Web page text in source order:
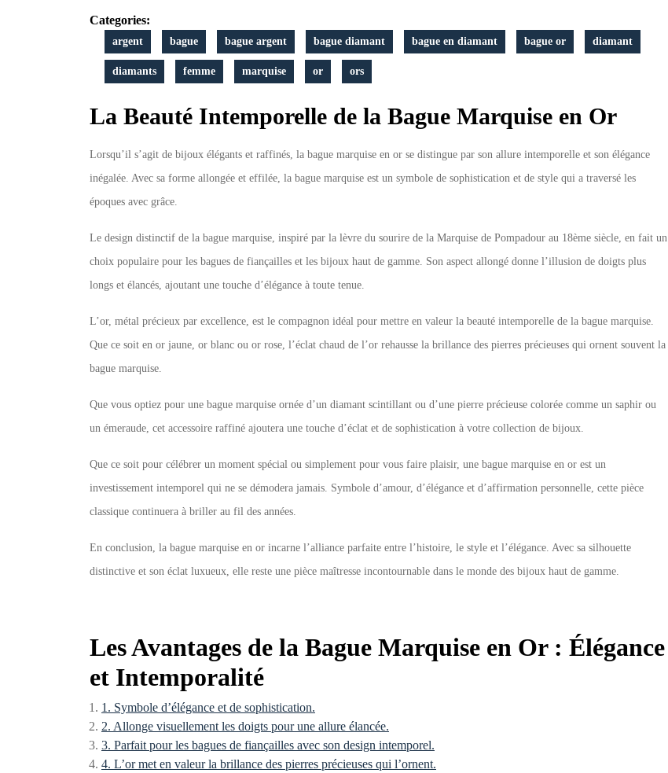
Categories:
argent bague bague argent bague diamant bague en diamant bague or diamant
diamants femme marquise or ors
La Beauté Intemporelle de la Bague Marquise en Or
Lorsqu’il s’agit de bijoux élégants et raffinés, la bague marquise en or se distingue par son allure intemporelle et son élégance
inégalée. Avec sa forme allongée et effilée, la bague marquise est un symbole de sophistication et de style qui a traversé les
époques avec grâce.
Le design distinctif de la bague marquise, inspiré par la lèvre du sourire de la Marquise de Pompadour au 18ème siècle, en fait un
choix populaire pour les bagues de fiançailles et les bijoux haut de gamme. Son aspect allongé donne l’illusion de doigts plus
longs et élancés, ajoutant une touche d’élégance à toute tenue.
L’or, métal précieux par excellence, est le compagnon idéal pour mettre en valeur la beauté intemporelle de la bague marquise.
Que ce soit en or jaune, or blanc ou or rose, l’éclat chaud de l’or rehausse la brillance des pierres précieuses qui ornent souvent la
bague marquise.
Que vous optiez pour une bague marquise ornée d’un diamant scintillant ou d’une pierre précieuse colorée comme un saphir ou
un émeraude, cet accessoire raffiné ajoutera une touche d’éclat et de sophistication à votre collection de bijoux.
Que ce soit pour célébrer un moment spécial ou simplement pour vous faire plaisir, une bague marquise en or est un
investissement intemporel qui ne se démodera jamais. Symbole d’amour, d’élégance et d’affirmation personnelle, cette pièce
classique continuera à briller au fil des années.
En conclusion, la bague marquise en or incarne l’alliance parfaite entre l’histoire, le style et l’élégance. Avec sa silhouette
distinctive et son éclat luxueux, elle reste une pièce maîtresse incontournable dans le monde des bijoux haut de gamme.
Les Avantages de la Bague Marquise en Or : Élégance
et Intemporalité
1. Symbole d’élégance et de sophistication.
2. Allonge visuellement les doigts pour une allure élancée.
3. Parfait pour les bagues de fiançailles avec son design intemporel.
4. L’or met en valeur la brillance des pierres précieuses qui l’ornent.